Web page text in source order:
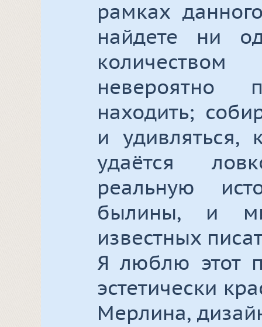
рамках
найдете ни
количеством
невероятно
находить;
и удивляться,
удаётся
реальную
былины, и
известных
Я люблю этот
эстетически
Мерлина,